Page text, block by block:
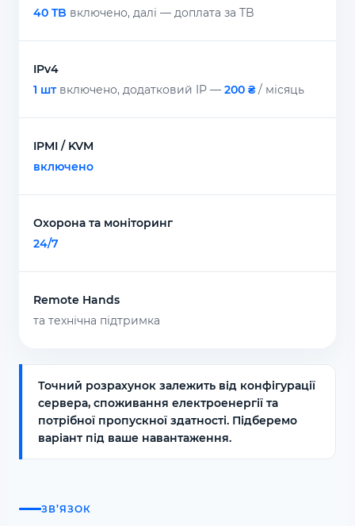
40 TB включено, далі — доплата за TB
IPv4
1 штвключено, додатковий IP — 200 ₴/ місяць
IPMI / KVM
включено
Охорона та моніторинг
24/7
Remote Hands
та технічна підтримка
Точний розрахунок залежить від конфігурації
сервера, споживання електроенергії та
потрібної пропускної здатності. Підберемо
варіант під ваше навантаження.
ЗВ’ЯЗОК